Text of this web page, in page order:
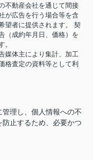
不動産会社を通じて間接
が広告を行う場合等を含
望者に提供されます。 契
（成約年月日、価格）を
。
媒体主により集計、加工
格査定の資料等として利
理し、個人情報への不
止するため、必要かつ